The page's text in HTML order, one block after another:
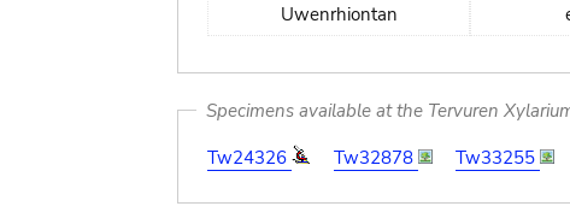
Uwenrhiontan
Specimens available at the Tervuren
Tw24326
Tw32878 Tw33255